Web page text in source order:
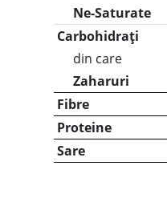
Ne-Saturate
Carbohidrați
din care
Zaharuri
Fibre
Proteine
Sare